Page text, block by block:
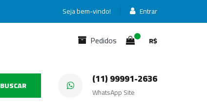
Seja bem-vindo! Entrar
Pedidos R$
BUSCAR (11) 99991-2636
WhatsApp Site